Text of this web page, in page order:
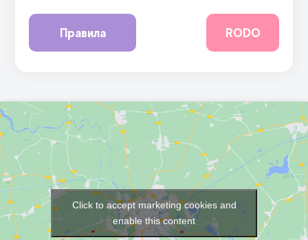
Правила RODO
Click to accept marketing cookies and
enable this content